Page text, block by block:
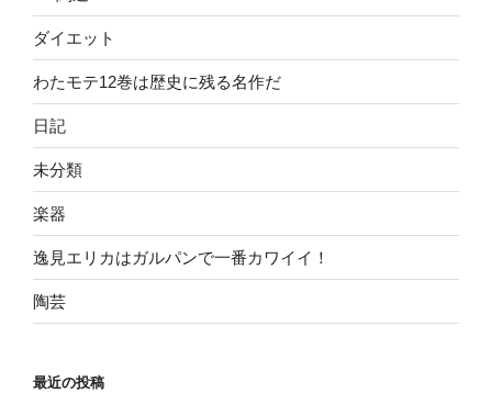
ダイエット
わたモテ12巻は歴史に残る名作だ
日記
未分類
楽器
逸見エリカはガルパンで一番カワイイ！
陶芸
最近の投稿